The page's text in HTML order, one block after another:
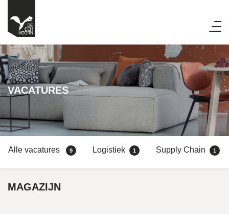
VACATURES
Alle vacatures 9 Logistiek 1 Supply Chain 1
MAGAZIJN